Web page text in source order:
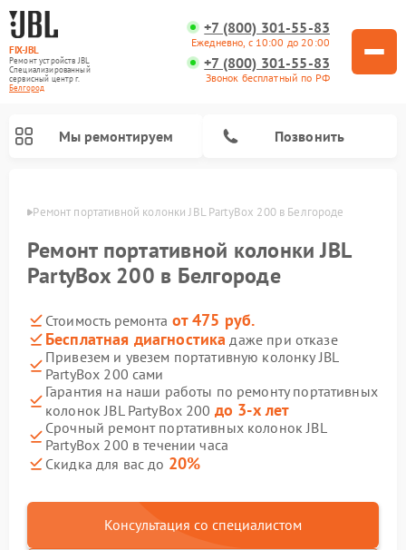
FIX-JBL
Ремонт устройств JBL
Специализированный
cервисный центр г.
Белгород
+7 (800) 301-55-83
Ежедневно, с 10:00 до 20:00
+7 (800) 301-55-83
Звонок бесплатный по РФ
Мы ремонтируем Позвонить
Ремонт портативной колонки JBL PartyBox 200 в Белгороде
Ремонт портативной колонки JBL
PartyBox 200 в Белгороде
Стоимость ремонта от 475 руб.
Бесплатная диагностика даже при отказе
Привезем и увезем портативную колонку JBL
PartyBox 200 сами
Гарантия на наши работы по ремонту портативных
колонок JBL PartyBox 200 до 3-х лет
Срочный ремонт портативных колонок JBL
PartyBox 200 в течении часа
Скидка для вас до 20%
Консультация со специалистом